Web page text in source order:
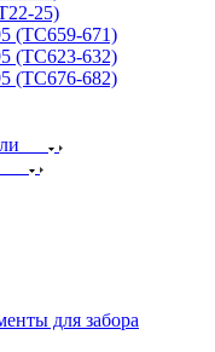
25)
(ТС659-671)
(ТС623-632)
(ТС676-682)
для забора